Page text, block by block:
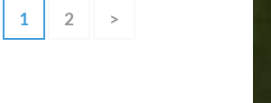
Halaman
1 Halaman
2 >